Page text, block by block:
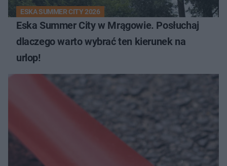
ESKA SUMMER CITY 2026
Eska Summer City w Mrągowie. Posłuchaj
dlaczego warto wybrać ten kierunek na
urlop!